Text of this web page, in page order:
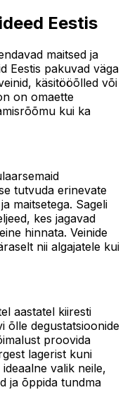
Eestis
maitsed ja
Eestis pakuvad väga
käsitööõlled või
on omaette
kui ka
tutvuda erinevate
maitsetega. Sageli
kes jagavad
hinnata. Veinide
nii algajatele kui
aastatel kiiresti
õlle degustatsioonide
proovida
lagerist kuni
valik neile,
ja õppida tundma